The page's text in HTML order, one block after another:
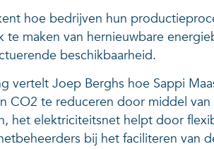
hoe bedrijven hun
te maken van hernieuwbare
beschikbaarheid.
vertelt Joep Berghs hoe Sappi
CO2 te reduceren door middel
het elektriciteitsnet helpt door
bij het faciliteren van